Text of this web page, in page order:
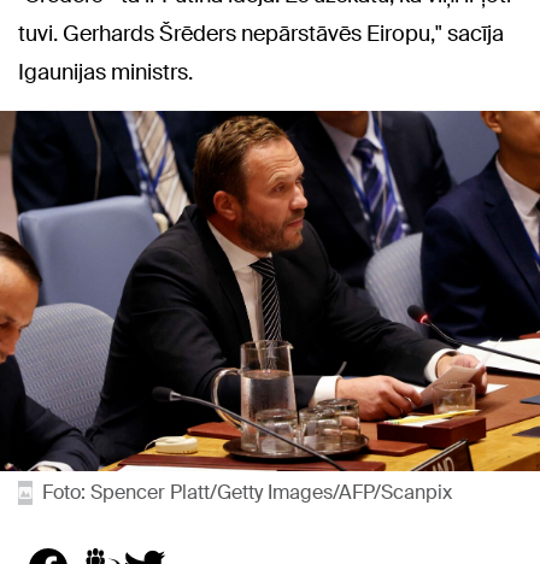
tuvi. Gerhards Šrēders nepārstāvēs Eiropu," sacīja
Igaunijas ministrs.
Foto: Spencer Platt/Getty Images/AFP/Scanpix